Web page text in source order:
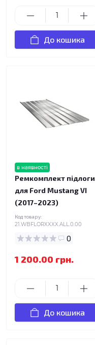
До кошика
в наявності
Ремкомплект підлоги
для Ford Mustang VI
(2017–2023)
Код товару:
21.WBFLORXXXX.ALL.0.00
0
1 200.00 грн.
До кошика